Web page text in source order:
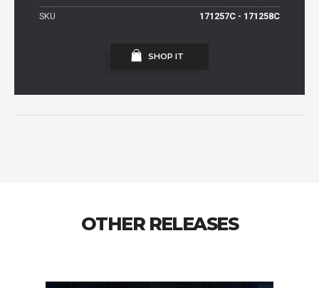
SKU
171257C - 171258C
SHOP IT
OTHER RELEASES